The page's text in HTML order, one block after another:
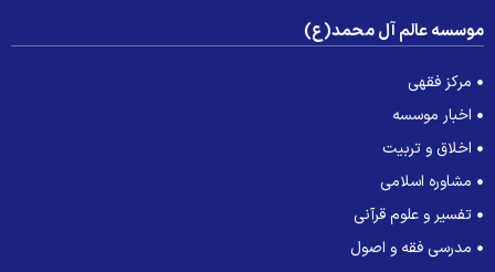
عالم آل محمد(ع)
مرکز فقهی
اخبار موسسه
اخلاق و تربیت
مشاوره اسلامی
تفسیر و علوم قرآنی
مدرسی فقه و اصول